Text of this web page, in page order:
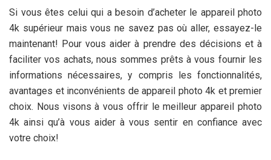
Si vous êtes celui qui a besoin d’acheter le appareil photo
4k supérieur mais vous ne savez pas où aller, essayez-le
maintenant! Pour vous aider à prendre des décisions et à
faciliter vos achats, nous sommes prêts à vous fournir les
informations nécessaires, y compris les fonctionnalités,
avantages et inconvénients de appareil photo 4k et premier
choix. Nous visons à vous offrir le meilleur appareil photo
4k ainsi qu’à vous aider à vous sentir en confiance avec
votre choix!